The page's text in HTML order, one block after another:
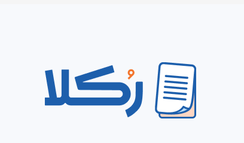
باید بگوییم پاسخ این سوال مثبت است. شما می‌توانید
لزوما یک قرارداد دو طرفه نیست. البته لازم است
کامل و بدون ابهام صحبت شود